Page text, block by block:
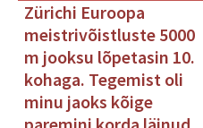
Zürichi Euroopa
meistrivõistluste 5000
m jooksu lõpetasin 10.
kohaga. Tegemist oli
minu jaoks kõige